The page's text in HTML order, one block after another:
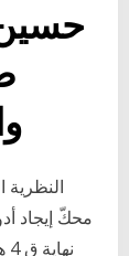
حسين
النظرية